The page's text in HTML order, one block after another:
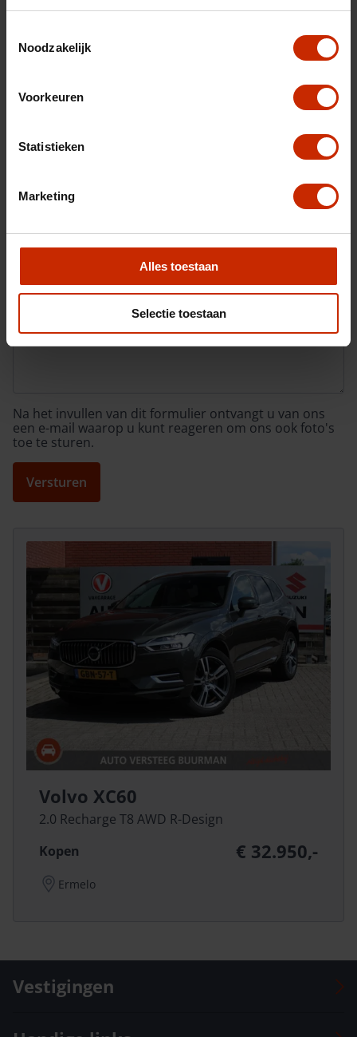
Noodzakelijk
Voorkeuren
Statistieken
Marketing
Alles toestaan
Selectie toestaan
Uw inruilauto
Na het invullen van dit formulier ontvangt u van ons
een e-mail waarop u kunt reageren om ons ook foto's
toe te sturen.
Versturen
Volvo XC60
2.0 Recharge T8 AWD R-Design
Kopen
€ 32.950,-
Ermelo
Vestigingen